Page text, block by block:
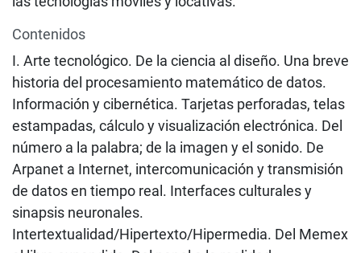
Contenidos
I. Arte tecnológico. De la ciencia al diseño. Una breve
historia del procesamiento matemático de datos.
Información y cibernética. Tarjetas perforadas, telas
estampadas, cálculo y visualización electrónica. Del
número a la palabra; de la imagen y el sonido. De
Arpanet a Internet, intercomunicación y transmisión
de datos en tiempo real. Interfaces culturales y
sinapsis neuronales.
Intertextualidad/Hipertexto/Hipermedia. Del Memex